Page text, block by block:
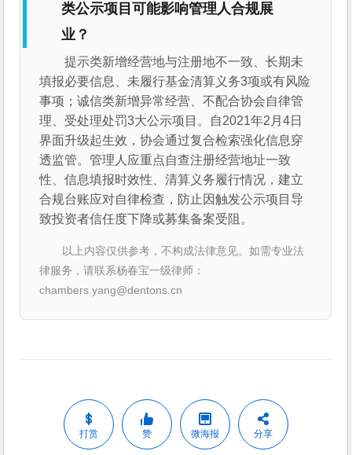
类公示项目可能影响管理人合规展
业？
提示类新增经营地与注册地不一致、长期未
填报必要信息、未履行基金清算义务3项或有风险
事项；诚信类新增异常经营、不配合协会自律管
理、受处理处罚3大公示项目。自2021年2月4日
界面升级起生效，协会通过复合检索强化信息穿
透监管。管理人应重点自查注册经营地址一致
性、信息填报时效性、清算义务履行情况，建立
合规台账应对自律检查，防止因触发公示项目导
致投资者信任度下降或募集备案受阻。
以上内容仅供参考，不构成法律意见。如需专业法
律服务，请联系杨春宝一级律师：
chambers.yang@dentons.cn
打赏 赞 微海报 分享